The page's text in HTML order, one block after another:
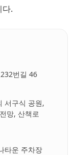
.
번길 46
서구식 공원,
망, 산책로
타운 주차장